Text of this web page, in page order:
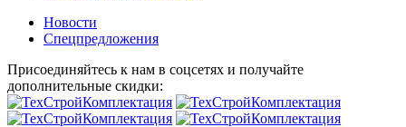
Новости
Спецпредложения
Присоединяйтесь к нам в соцсетях и получайте
дополнительные скидки: